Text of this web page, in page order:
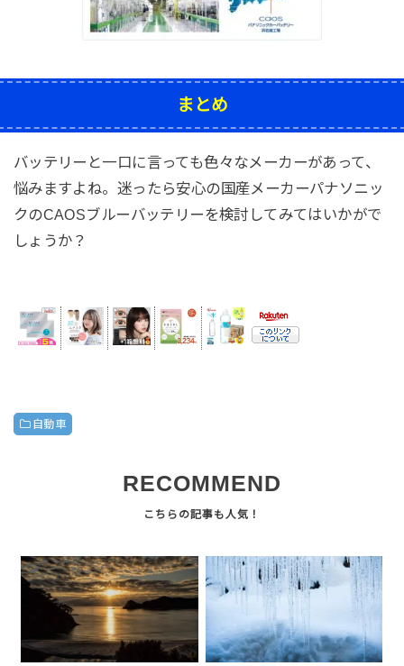
まとめ
バッテリーと一口に言っても色々なメーカーがあって、
悩みますよね。迷ったら安心の国産メーカーパナソニッ
クのCAOSブルーバッテリーを検討してみてはいかがで
しょうか？
自動車
RECOMMEND